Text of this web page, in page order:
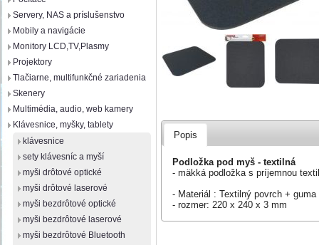
Servery, NAS a príslušenstvo
Mobily a navigácie
Monitory LCD,TV,Plasmy
Projektory
Tlačiarne, multifunkčné zariadenia
Skenery
Multimédia, audio, web kamery
Klávesnice, myšky, tablety
klávesnice
sety klávesníc a myší
myši drôtové optické
myši drôtové laserové
myši bezdrôtové optické
myši bezdrôtové laserové
myši bezdrôtové Bluetooth
Popis
Podložka pod myš - textilná
- mäkká podložka s príjemnou
- Materiál : Textilný povrch + guma
- rozmer: 220 x 240 x 3 mm